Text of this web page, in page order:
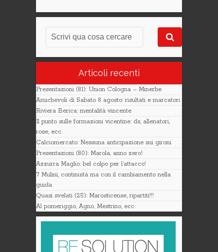
Articoli recenti
Presentazioni (81): Union Cologna – Minerbe
Amichevoli di Sabato 8 agosto: risultati e marcatori
Riviera Berica: mentalità vincente
Il punto sulle formazioni vicentine: ds, allenatori,
rose, ecc.
Calciomercato: Nessuna anticipazione sui gironi
Presentazioni (80): Marola, anno zero!
Azzurra Maglio: bel colpo per l’attacco!
7 Mulini, continuità ma con il cambiamento nella
guida
Quasi svelati (25): Marosticense, ripartiti!!!
Al pomeriggio, Agno, Mestrino, ecc